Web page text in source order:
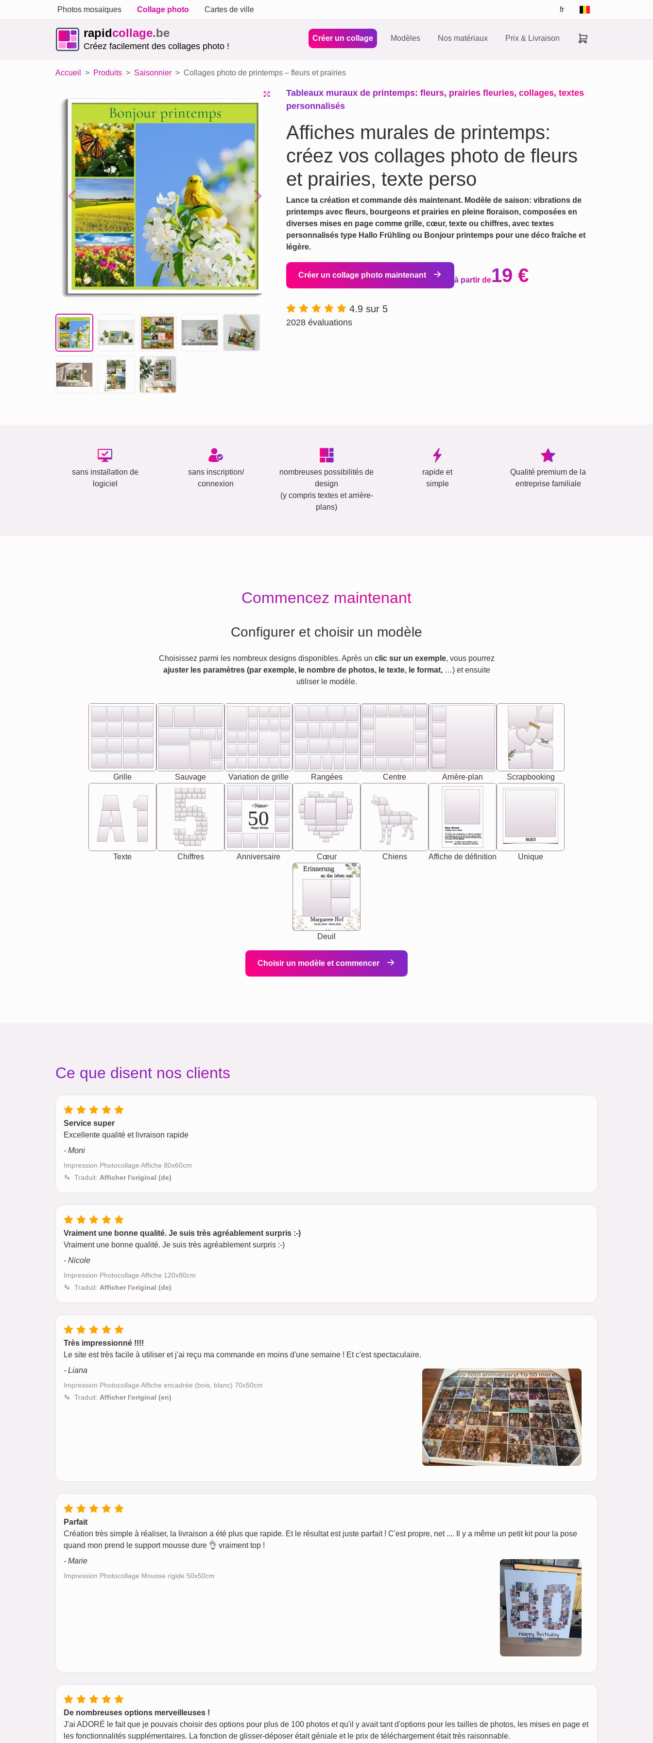
Photos mosaïques Collage photo Cartes de ville fr
rapidcollage.be
Créez facilement des collages photo !
Créer un collage Modèles Nos matériaux Prix & Livraison
Accueil Produits Saisonnier Collages photo de printemps – fleurs et prairies
Previous Next
Tableaux muraux de printemps: fleurs, prairies fleuries, collages, textes
personnalisés
Affiches murales de printemps:
créez vos collages photo de fleurs
et prairies, texte perso
Lance ta création et commande dès maintenant. Modèle de saison: vibrations de
printemps avec fleurs, bourgeons et prairies en pleine floraison, composées en
diverses mises en page comme grille, cœur, texte ou chiffres, avec textes
personnalisés type Hallo Frühling ou Bonjour printemps pour une déco fraîche et
légère.
Créer un collage photo maintenant
à partir de19 €
4.9 sur 5
2028 évaluations
sans installation de
logiciel
sans inscription/
connexion
nombreuses possibilités de
design
(y compris textes et arrière-
plans)
rapide et
simple
Qualité premium de la
entreprise familiale
Commencez maintenant
Configurer et choisir un modèle
Choisissez parmi les nombreux designs disponibles. Après un clic sur un exemple, vous pourrez
ajuster les paramètres (par exemple, le nombre de photos, le texte, le format,…) et ensuite
utiliser le modèle.
Grille Sauvage Variation de grille Rangées Centre Arrière-plan
Text
Scrapbooking
Texte Chiffres
<Name>
50
-Happy Birday-
Anniversaire Cœur Chiens
Best Friend
[<NAME>] Noun, feminie
Synonyms: Soulmate, closet confidante, sister at
heart person, life partner in adventure.
The person who understands you without explanation
you accepts just as you are. She's your partner in life's,
chaos your biggest supporter, and the one with whom
you share your best memories.
Affiche de définition
PARIS
Unique
Erinnerung
an das leben uan
Margarete Hof
02.05.1940 - 08.04.2021
Deuil
Choisir un modèle et commencer
Ce que disent nos clients
Service super
Excellente qualité et livraison rapide
- Moni
Impression Photocollage Affiche 80x60cm
Traduit: Afficher l'original (de)
Vraiment une bonne qualité. Je suis très agréablement surpris :-)
Vraiment une bonne qualité. Je suis très agréablement surpris :-)
- Nicole
Impression Photocollage Affiche 120x80cm
Traduit: Afficher l'original (de)
Très impressionné !!!!
Le site est très facile à utiliser et j'ai reçu ma commande en moins d'une semaine ! Et c'est spectaculaire.
- Liana
Impression Photocollage Affiche encadrée (bois, blanc) 70x50cm
Traduit: Afficher l'original (en)
Parfait
Création très simple à réaliser, la livraison a été plus que rapide. Et le résultat est juste parfait ! C'est propre, net .... Il y a même un petit kit pour la pose
quand mon prend le support mousse dure 👌 vraiment top !
- Marie
Impression Photocollage Mousse rigide 50x50cm
De nombreuses options merveilleuses !
J'ai ADORÉ le fait que je pouvais choisir des options pour plus de 100 photos et qu'il y avait tant d'options pour les tailles de photos, les mises en page et
les fonctionnalités supplémentaires. La fonction de glisser-déposer était géniale et le prix de téléchargement était très raisonnable.